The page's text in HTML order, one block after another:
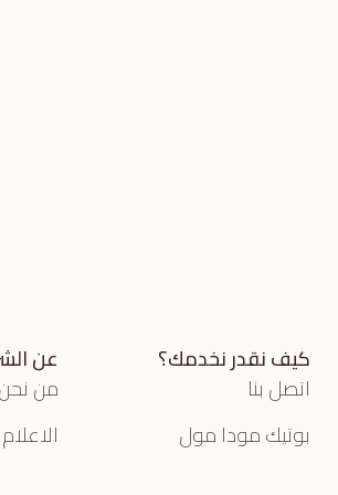
كيف نقدر نخدمك؟
اتصل بنا
بوتيك مودا مول
عن
من نحن
الاعلام